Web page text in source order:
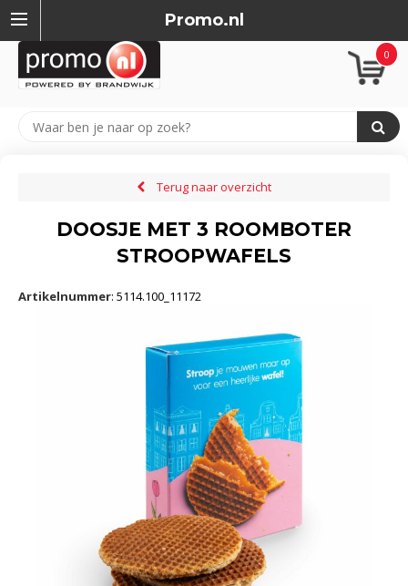
Promo.nl
0
Terug naar overzicht
DOOSJE MET 3 ROOMBOTER
STROOPWAFELS
Artikelnummer: 5114.100_11172